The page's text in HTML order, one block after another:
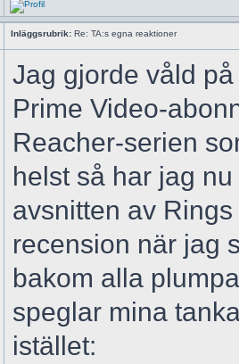
Inläggsrubrik: Re: TA:s egna reaktioner
Jag gjorde våld
Prime Video-
Reacher-serien
helst så har jag
avsnitten av
recension när jag
bakom alla
speglar mina
istället: